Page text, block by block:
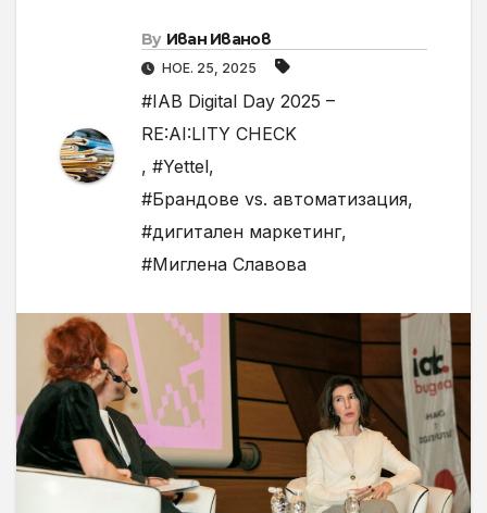
By Иван Иванов
НОЕ. 25, 2025
#IAB Digital Day 2025 –
RE:AI:LITY CHECK
, #Yettel,
#Брандове vs. aвтоматизация,
#дигитален маркетинг,
#Миглена Славова